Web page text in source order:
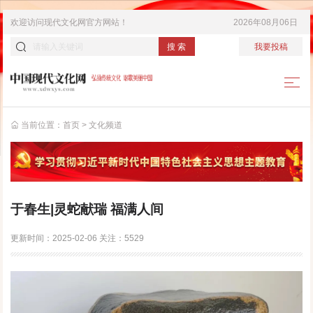
欢迎访问现代文化网官方网站！ 2026年08月06日
搜 索 我要投稿
当前位置：首页 >文化频道
于春生|灵蛇献瑞 福满人间
更新时间： 2025-02-06 关注： 5529